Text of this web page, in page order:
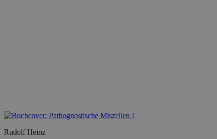
Rudolf Heinz